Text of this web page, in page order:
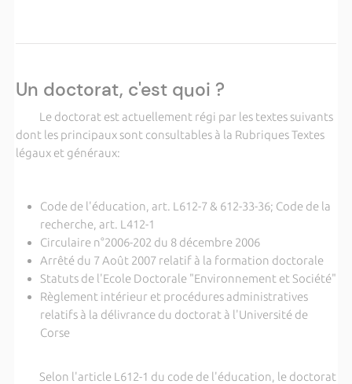
Un doctorat, c'est quoi ?
Le doctorat est actuellement régi par les textes suivants
dont les principaux sont consultables à la Rubriques Textes
légaux et généraux:
Code de l'éducation, art. L612-7 & 612-33-36; Code de la
recherche, art. L412-1
Circulaire n°2006-202 du 8 décembre 2006
Arrêté du 7 Août 2007 relatif à la formation doctorale
Statuts de l'Ecole Doctorale "Environnement et Société"
Règlement intérieur et procédures administratives
relatifs à la délivrance du doctorat à l'Université de
Corse
Selon l'article L612-1 du code de l'éducation, le doctorat